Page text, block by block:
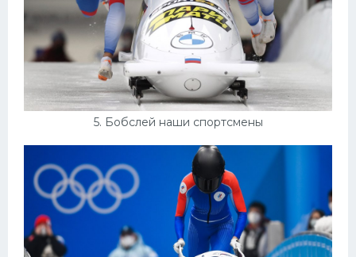
5. Бобслей наши спортсмены